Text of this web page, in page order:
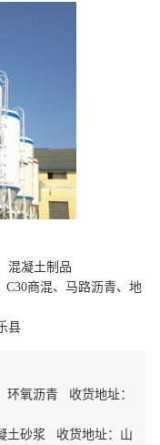
混凝土制品
商混、马路沥青、地
县
环氧沥青 收货地址：
土砂浆 收货地址：山